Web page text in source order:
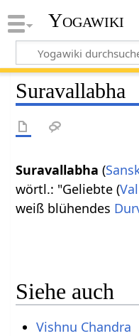
Yogawiki
Suravallabha
Suravallabha (
wörtl.: "Geliebte (
weiß blühendes
Siehe auch
Vishnu Chandra